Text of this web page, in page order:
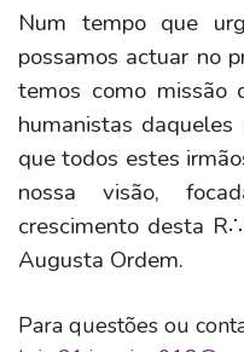
Num tempo que
possamos actuar no
temos como missão
humanistas
que todos estes
nossa visão,
crescimento desta
Augusta Ordem.
Para questões ou